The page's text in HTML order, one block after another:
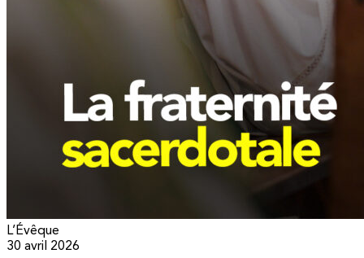
L’Évêque
30 avril 2026